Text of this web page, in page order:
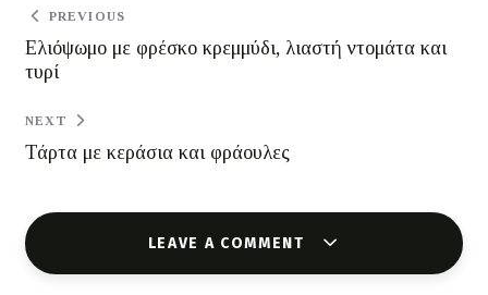
PREVIOUS
Ελιόψωμο με φρέσκο κρεμμύδι, λιαστή ντομάτα και
τυρί
NEXT
Τάρτα με κεράσια και φράουλες
LEAVE A COMMENT